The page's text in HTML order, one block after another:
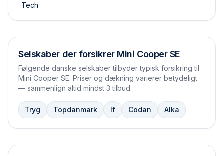
Tech
Selskaber der forsikrer Mini Cooper SE
Følgende danske selskaber tilbyder typisk forsikring til
Mini Cooper SE. Priser og dækning varierer betydeligt
— sammenlign altid mindst 3 tilbud.
Tryg Topdanmark If Codan Alka